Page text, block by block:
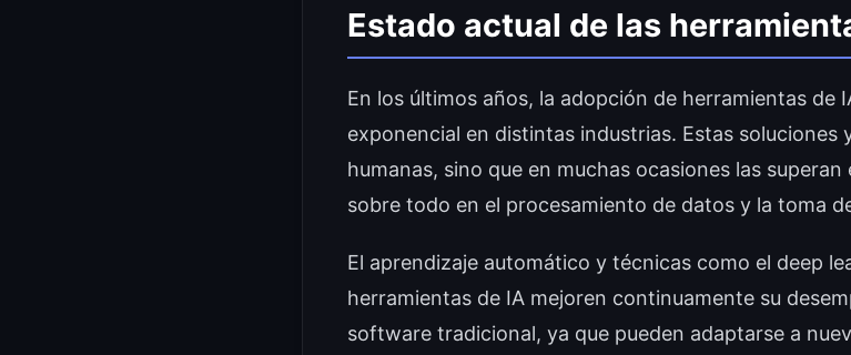
Estado actual de las
En los últimos años, la adopción de herramientas de
exponencial en distintas industrias. Estas soluciones
humanas, sino que en muchas ocasiones las
sobre todo en el procesamiento de datos y la toma
El aprendizaje automático y técnicas como el deep
herramientas de IA mejoren continuamente su
software tradicional, ya que pueden adaptarse a